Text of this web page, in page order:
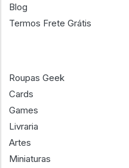
Blog
Termos Frete Grátis
Roupas Geek
Cards
Games
Livraria
Artes
Miniaturas